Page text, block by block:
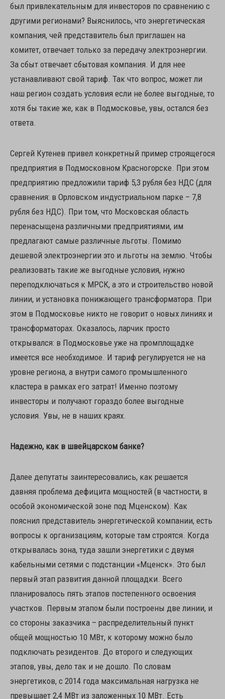
был привлекательным для инвесторов по сравнению с
другими регионами? Выяснилось, что энергетическая
компания, чей представитель был приглашен на
комитет, отвечает только за передачу электроэнергии.
За сбыт отвечает сбытовая компания. И для нее
устанавливают свой тариф. Так что вопрос, может ли
наш регион создать условия если не более выгодные, то
хотя бы такие же, как в Подмосковье, увы, остался без
ответа.
Сергей Кутенев привел конкретный пример строящегося
предприятия в Подмосковном Красногорске. При этом
предприятию предложили тариф 5,3 рубля без НДС (для
сравнения: в Орловском индустриальном парке – 7,8
рубля без НДС). При том, что Московская область
перенасыщена различными предприятиями, им
предлагают самые различные льготы. Помимо
дешевой электроэнергии это и льготы на землю. Чтобы
реализовать такие же выгодные условия, нужно
переподключаться к МРСК, а это и строительство новой
линии, и установка понижающего трансформатора. При
этом в Подмосковье никто не говорит о новых линиях и
трансформаторах. Оказалось, ларчик просто
открывался: в Подмосковье уже на промплощадке
имеется все необходимое. И тариф регулируется не на
уровне региона, а внутри самого промышленного
кластера в рамках его затрат! Именно поэтому
инвесторы и получают гораздо более выгодные
условия. Увы, не в наших краях.
Надежно, как в швейцарском банке?
Далее депутаты заинтересовались, как решается
давняя проблема дефицита мощностей (в частности, в
особой экономической зоне под Мценском). Как
пояснил представитель энергетической компании, есть
вопросы к организациям, которые там строятся. Когда
открывалась зона, туда зашли энергетики с двумя
кабельными сетями с подстанции «Мценск». Это был
первый этап развития данной площадки. Всего
планировалось пять этапов постепенного освоения
участков. Первым этапом были построены две линии, и
со стороны заказчика – распределительный пункт
общей мощностью 10 МВт, к которому можно было
подключать резидентов. До второго и следующих
этапов, увы, дело так и не дошло. По словам
энергетиков, с 2014 года максимальная нагрузка не
превышает 2,4 МВт из заложенных 10 МВт. Есть